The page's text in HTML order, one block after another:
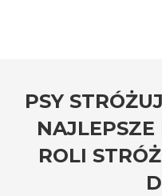
PSY
NAJLEPSZE
ROLI